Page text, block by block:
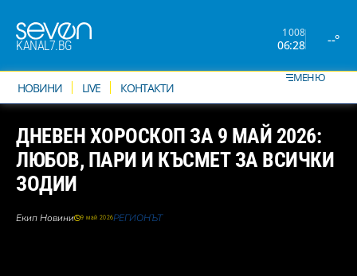
KANAL7.BG
1008
06:28 --°
НОВИНИ LIVE КОНТАКТИ
МЕНЮ
ДНЕВЕН ХОРОСКОП ЗА 9 МАЙ 2026:
ЛЮБОВ, ПАРИ И КЪСМЕТ ЗА ВСИЧКИ
ЗОДИИ
Екип Новини 9 май 2026РЕГИОНЪТ